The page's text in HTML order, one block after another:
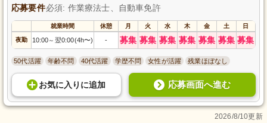
応募要件必須: 作業療法士、自動車免許
就業時間 休憩 月 火 水 木 金 土 日
夜勤 10:00～ 翌0:00(4h〜) - 募集 募集 募集 募集 募集 募集 募集
50代活躍 年齢不問 40代活躍 学歴不問 女性が活躍 残業ほぼなし
お気に入り に追加 応募画面へ進む
2026/8/10更新